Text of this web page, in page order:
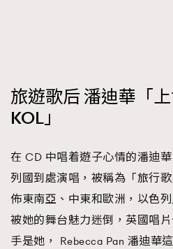
旅遊歌后 潘迪華「
KOL」
在 CD 中唱着遊子心情的潘迪
列國到處演唱，被稱為「旅行
佈東南亞、中東和歐洲，以色
被她的舞台魅力迷倒，英國唱
手是她， Rebecca Pan 潘迪華